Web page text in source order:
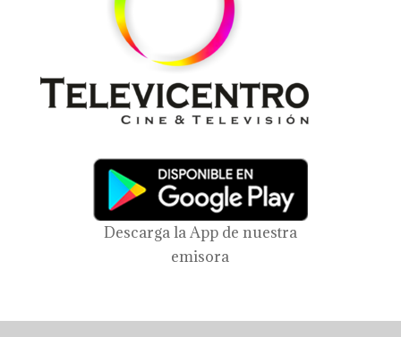
Descarga la App de nuestra
emisora